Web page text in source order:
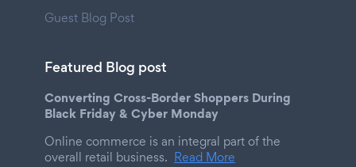
Guest Blog Post
Featured Blog post
Converting Cross-Border Shoppers During
Black Friday & Cyber Monday
Online commerce is an integral part of the
overall retail business. Read More